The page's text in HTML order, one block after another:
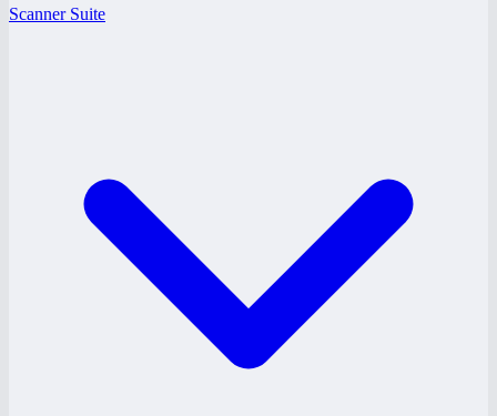
Scanner Suite